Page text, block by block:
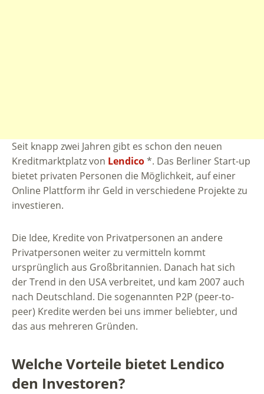
Seit knapp zwei Jahren gibt es schon den neuen
Kreditmarktplatz von Lendico*. Das Berliner Start-up
bietet privaten Personen die Möglichkeit, auf einer
Online Plattform ihr Geld in verschiedene Projekte zu
investieren.
Die Idee, Kredite von Privatpersonen an andere
Privatpersonen weiter zu vermitteln kommt
ursprünglich aus Großbritannien. Danach hat sich
der Trend in den USA verbreitet, und kam 2007 auch
nach Deutschland. Die sogenannten P2P (peer-to-
peer) Kredite werden bei uns immer beliebter, und
das aus mehreren Gründen.
Welche Vorteile bietet Lendico
den Investoren?